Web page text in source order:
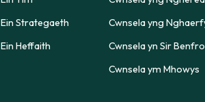
Ein Strategaeth
Ein Heffaith
Cwnsela yng
Cwnsela yn Sir Benfro
Cwnsela ym Mhowys